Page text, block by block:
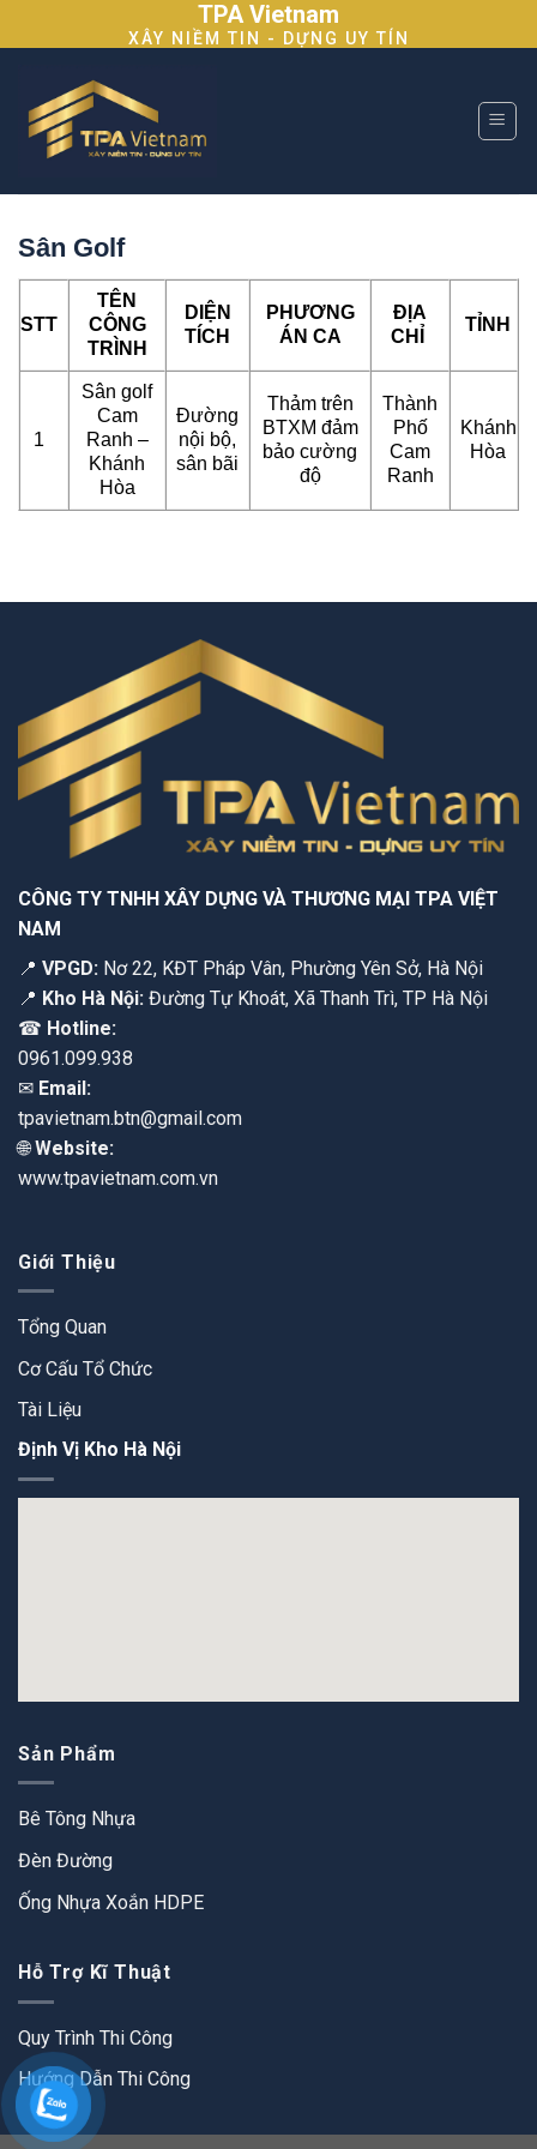
to
TPA Vietnam
XÂY NIỀM TIN - DỰNG UY TÍN
Sân Golf
STT
TÊN
CÔNG
TRÌNH
DIỆN
TÍCH
PHƯƠNG
ÁN CA
ĐỊA
CHỈ
TỈNH
1
Sân golf
Cam
Ranh –
Khánh
Hòa
Đường
nội bộ,
sân bãi
Thảm trên
BTXM đảm
bảo cường
độ
Thành
Phố
Cam
Ranh
Khánh
Hòa
CÔNG TY TNHH XÂY DỰNG VÀ THƯƠNG MẠI TPA VIỆT
NAM
📍 VPGD: Nơ 22, KĐT Pháp Vân, Phường Yên Sở, Hà Nội
📍 Kho Hà Nội: Đường Tự Khoát, Xã Thanh Trì, TP Hà Nội
☎ Hotline:
0961.099.938
✉ Email:
tpavietnam.btn@gmail.com
🌐Website:
www.tpavietnam.com.vn
Giới Thiệu
Tổng Quan
Cơ Cấu Tổ Chức
Tài Liệu
Định Vị Kho Hà Nội
Sản Phẩm
Bê Tông Nhựa
Đèn Đường
Ống Nhựa Xoắn HDPE
Hỗ Trợ Kĩ Thuật
Quy Trình Thi Công
Hướng Dẫn Thi Công